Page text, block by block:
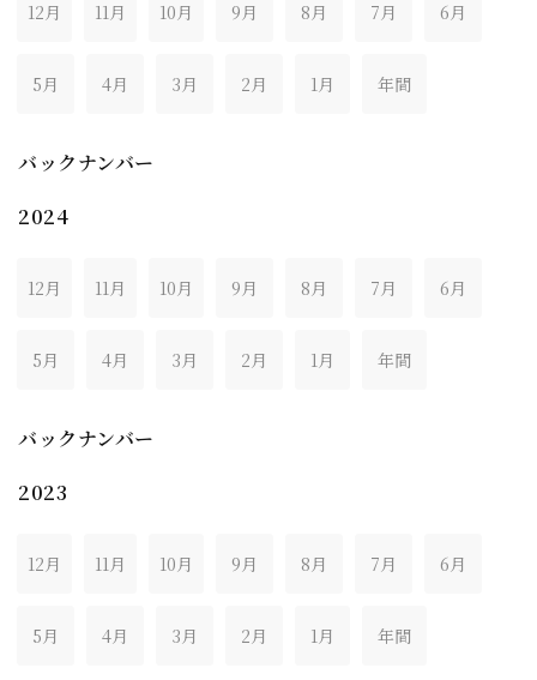
12月 11月 10月 9月 8月 7月 6月
5月 4月 3月 2月 1月 年間
バックナンバー
2024
12月 11月 10月 9月 8月 7月 6月
5月 4月 3月 2月 1月 年間
バックナンバー
2023
12月 11月 10月 9月 8月 7月 6月
5月 4月 3月 2月 1月 年間